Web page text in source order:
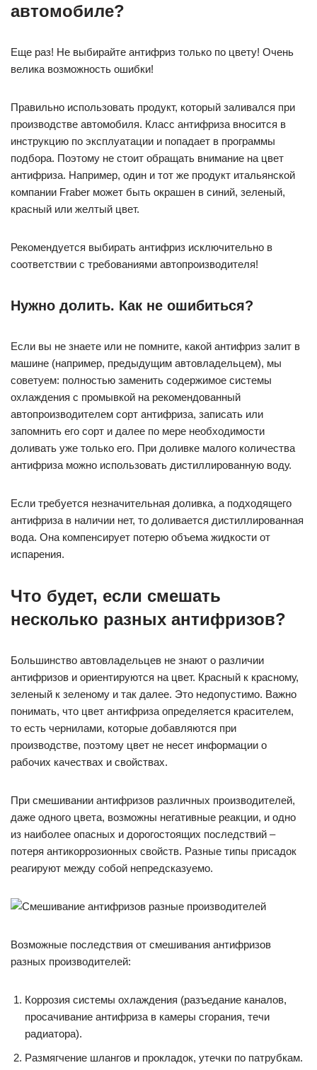
автомобиле?
Еще раз! Не выбирайте антифриз только по цвету! Очень
велика возможность ошибки!
Правильно использовать продукт, который заливался при
производстве автомобиля. Класс антифриза вносится в
инструкцию по эксплуатации и попадает в программы
подбора. Поэтому не стоит обращать внимание на цвет
антифриза. Например, один и тот же продукт итальянской
компании Fraber может быть окрашен в синий, зеленый,
красный или желтый цвет.
Рекомендуется выбирать антифриз исключительно в
соответствии с требованиями автопроизводителя!
Нужно долить. Как не ошибиться?
Если вы не знаете или не помните, какой антифриз залит в
машине (например, предыдущим автовладельцем), мы
советуем: полностью заменить содержимое системы
охлаждения с промывкой на рекомендованный
автопроизводителем сорт антифриза, записать или
запомнить его сорт и далее по мере необходимости
доливать уже только его. При доливке малого количества
антифриза можно использовать дистиллированную воду.
Если требуется незначительная доливка, а подходящего
антифриза в наличии нет, то доливается дистиллированная
вода. Она компенсирует потерю объема жидкости от
испарения.
Что будет, если смешать
несколько разных антифризов?
Большинство автовладельцев не знают о различии
антифризов и ориентируются на цвет. Красный к красному,
зеленый к зеленому и так далее. Это недопустимо. Важно
понимать, что цвет антифриза определяется красителем,
то есть чернилами, которые добавляются при
производстве, поэтому цвет не несет информации о
рабочих качествах и свойствах.
При смешивании антифризов различных производителей,
даже одного цвета, возможны негативные реакции, и одно
из наиболее опасных и дорогостоящих последствий –
потеря антикоррозионных свойств. Разные типы присадок
реагируют между собой непредсказуемо.
Возможные последствия от смешивания антифризов
разных производителей:
Коррозия системы охлаждения (разъедание каналов,
просачивание антифриза в камеры сгорания, течи
радиатора).
Размягчение шлангов и прокладок, утечки по патрубкам.